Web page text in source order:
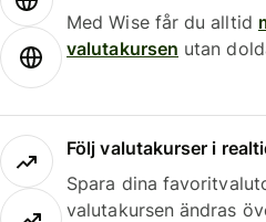
Med Wise får du alltid
valutakursen utan
Följ valutakurser i
Spara dina
valutakursen ändras